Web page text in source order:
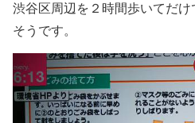
渋谷区周辺を２時間歩いてだ
そうです。